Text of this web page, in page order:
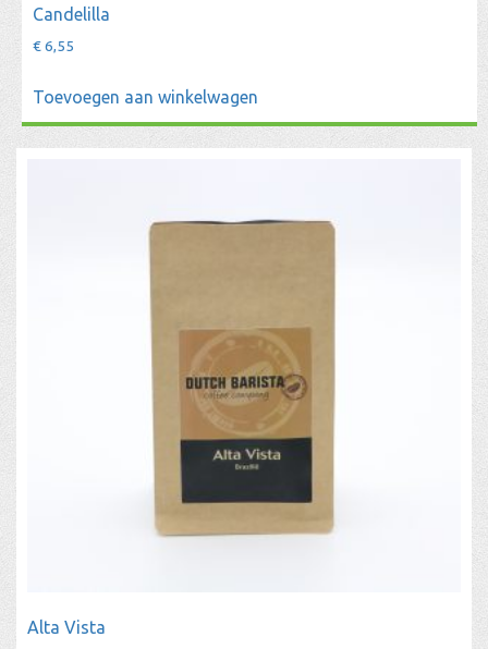
Candelilla
€6,55
Toevoegen aan winkelwagen
Alta Vista